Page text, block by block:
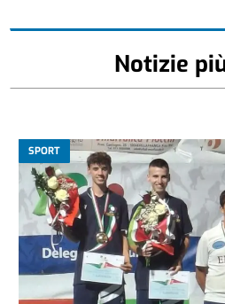
Notizie
SPORT